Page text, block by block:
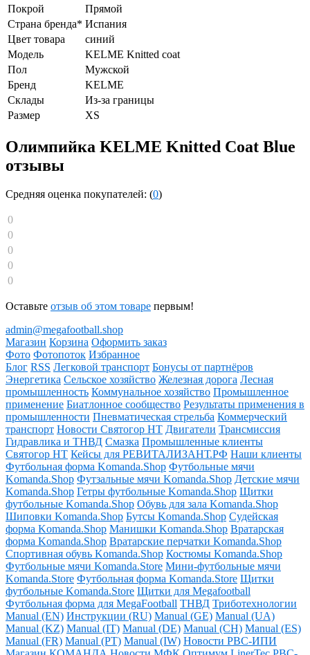
Покрой
Прямой
Страна бренда* Испания
Цвет товара
синий
Модель
KELME Knitted coat
Пол
Мужской
Бренд
KELME
Склады
Из-за границы
Размер
XS
Олимпийка KELME Knitted Coat Blue
отзывы
Средняя оценка покупателей: (0)
0
0
0
0
0
Оставьте отзыв об этом товаре первым!
admin@megafootball.shop
Магазин Корзина Оформить заказ
Фото Фотопоток Избранное
Блог RSS Легковой транспорт Бонусы от партнёров
Энергетика Сельское хозяйство Железная дорога Лесная
промышленность Коммунальное хозяйство Промышленное
применение Биатлонное сообщество Результаты применения в
промышленности Пневматическая стрельба Коммерческий
транспорт Новости Святогор НТ Двигатели Трансмиссия
Гидравлика и ТНВД Смазка Промышленные клиенты
Святогор НТ Кейсы для РЕВИТАЛИЗАНТ.РФ Наши клиенты
Футбольная форма Komanda.Shop Футбольные мячи
Komanda.Shop Футзальные мячи Komanda.Shop Детские мячи
Komanda.Shop Гетры футбольные Komanda.Shop Щитки
футбольные Komanda.Shop Обувь для зала Komanda.Shop
Шиповки Komanda.Shop Бутсы Komanda.Shop Судейская
форма Komanda.Shop Манишки Komanda.Shop Вратарская
форма Komanda.Shop Вратарские перчатки Komanda.Shop
Спортивная обувь Komanda.Shop Костюмы Komanda.Shop
Футбольные мячи Komanda.Store Мини-футбольные мячи
Komanda.Store Футбольная форма Komanda.Store Щитки
футбольные Komanda.Store Щитки для Megafootball
Футбольная форма для MegaFootball ТНВД Триботехнологии
Manual (EN) Инструкции (RU) Manual (GE) Manual (UA)
Manual (KZ) Manual (IT) Manual (DE) Manual (CH) Manual (ES)
Manual (FR) Manual (PT) Manual (IW) Новости РВС-ИПИ